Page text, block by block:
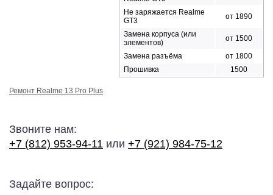
Не заряжается Realme
GT3
от 1890
Замена корпуса (или
элементов)
от 1500
Замена разъёма
от 1800
Прошивка
1500
Ремонт Realme 13 Pro Plus
Звоните нам:
+7 (812) 953-94-11 или +7 (921) 984-75-12
Задайте вопрос: